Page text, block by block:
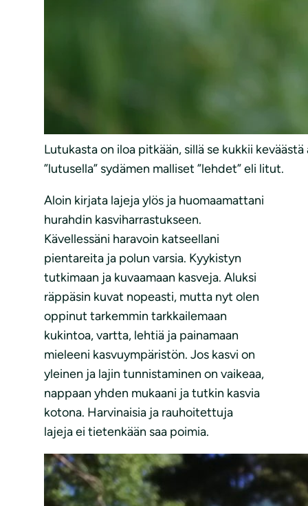
Lutukasta on iloa pitkään, sillä se kukkii
”lutusella” sydämen malliset ”lehdet” eli litut.
Aloin kirjata lajeja ylös ja huomaamattani
hurahdin kasviharrastukseen.
Kävellessäni haravoin katseellani
pientareita ja polun varsia. Kyykistyn
tutkimaan ja kuvaamaan kasveja. Aluksi
räppäsin kuvat nopeasti, mutta nyt olen
oppinut tarkemmin tarkkailemaan
kukintoa, vartta, lehtiä ja painamaan
mieleeni kasvuympäristön. Jos kasvi on
yleinen ja lajin tunnistaminen on vaikeaa,
nappaan yhden mukaani ja tutkin kasvia
kotona. Harvinaisia ja rauhoitettuja
lajeja ei tietenkään saa poimia.